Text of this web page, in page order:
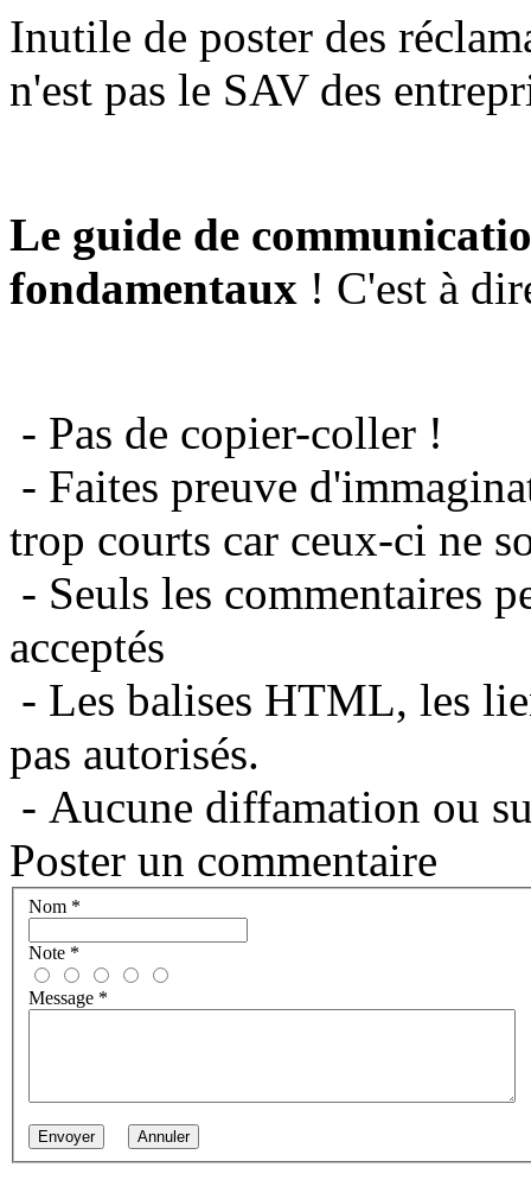
Inutile de poster des
n'est pas le SAV des
Le guide de
fondamentaux ! C'est à
- Pas de copier-coller !
- Faites preuve
trop courts car ceux-ci ne
- Seuls les commentaires
acceptés
- Les balises HTML, les
pas autorisés.
- Aucune diffamation ou
Poster un commentaire
Nom *
Note *
Message *